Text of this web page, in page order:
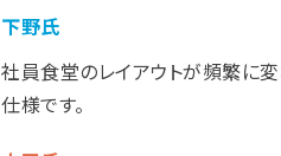
下野氏
社員食堂のレイアウトが頻繁に
仕様です。